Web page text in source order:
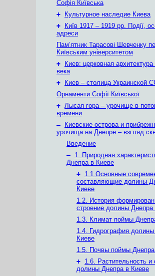
Софія Київська
+
Культурное наследие Киева
+
Київ 1917 – 1919 рр. Події,
адреси
Пам’ятник Тарасові Шевченку
Київським університетом
+
Киев: церковная
века
+
Киев – столица Украинской
Орнаменти Софії Київської
+ Лысая гора – урочище в
времени
–
Киевские острова и
урочища на Днепре – взгляд
Введение
– 1. Природная
Днепра в Киеве
+ 1.1.Основные
составляющие долины
Киеве
1.2. История
строение долины Днепра
1.3. Климат поймы
1.4. Гидрография
Киеве
1.5. Почвы поймы
+ 1.6. Растительность
долины Днепра в Киеве